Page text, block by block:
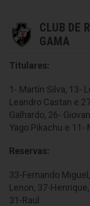
CLUB DE
GAMA
Titulares:
1- Martín Silva, 13-
Leandro Castan e
Galhardo, 26-
Yago Pikachu e 11-
Reservas:
33-Fernando
Lenon, 37-
31-Raul